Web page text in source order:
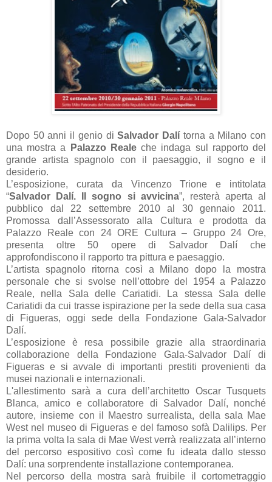
Dopo 50 anni il genio diSalvador Dalí torna a Milano con
una mostra a
Palazzo Realeche indaga sul rapporto del
grande artista spagnolo con il paesaggio, il sogno e il
desiderio.
L’esposizione, curata da Vincenzo Trione e intitolata
“Salvador Dalí. Il sogno si avvicina”, resterà aperta al
pubblico dal 22 settembre 2010 al 30 gennaio 2011.
Promossa dall’Assessorato alla Cultura e prodotta da
Palazzo Reale con 24 ORE Cultura – Gruppo 24 Ore,
presenta oltre 50 opere di Salvador Dalí che
approfondiscono il rapporto tra pittura e paesaggio.
L’artista spagnolo ritorna così a Milano dopo la mostra
personale che si svolse nell’ottobre del 1954 a Palazzo
Reale, nella Sala delle Cariatidi. La stessa Sala delle
Cariatidi da cui trasse ispirazione per la sede della sua casa
di Figueras, oggi sede della Fondazione Gala-Salvador
Dalí.
L’esposizione è resa possibile grazie alla straordinaria
collaborazione della Fondazione Gala-Salvador Dalí di
Figueras e si avvale di importanti prestiti provenienti da
musei nazionali e internazionali.
L'allestimento sarà a cura dell’architetto Oscar Tusquets
Blanca, amico e collaboratore di Salvador Dalí, nonché
autore, insieme con il Maestro surrealista, della sala Mae
West nel museo di Figueras e del famoso sofà Dalilips. Per
la prima volta la sala di Mae West verrà realizzata all’interno
del percorso espositivo così come fu ideata dallo stesso
Dalí: una sorprendente installazione contemporanea.
Nel percorso della mostra sarà fruibile il cortometraggio